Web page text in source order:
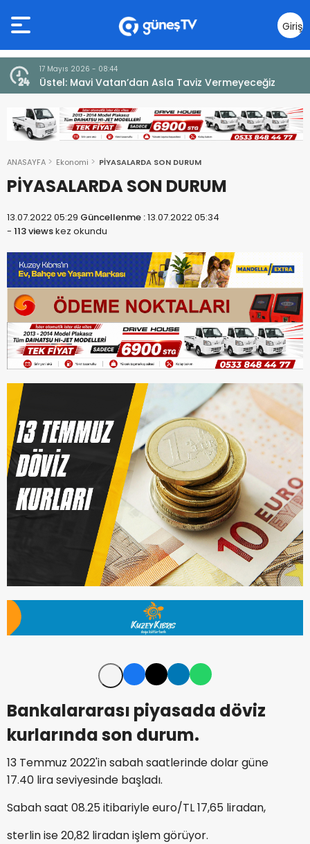
Giriş
Yap
7 Ağustos 2026 - 12:36
ÜSTEL: “ERENKÖY RUHU SONSUZA DEK YAŞAYACAK”
ANASAYFA Ekonomi PİYASALARDA SON DURUM
PİYASALARDA SON DURUM
13.07.2022 05:29 Güncellenme :13.07.2022 05:34
- 113 viewskez okundu
Bankalararası piyasada döviz
kurlarında son durum.
13 Temmuz 2022'in sabah saatlerinde dolar güne
17.40 lira seviyesinde başladı.
Sabah saat 08.25 itibariyle euro/TL 17,65 liradan,
sterlin ise 20,82 liradan işlem görüyor.